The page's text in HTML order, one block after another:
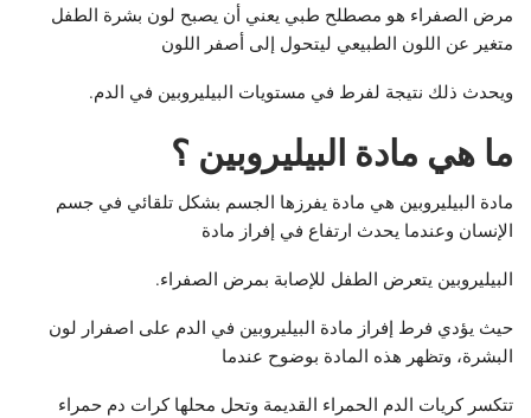
مرض الصفراء هو مصطلح طبي يعني أن يصبح لون بشرة الطفل
متغير عن اللون الطبيعي ليتحول إلى أصفر اللون
ويحدث ذلك نتيجة لفرط في مستويات البيليروبين في الدم.
ما هي مادة البيليروبين ؟
مادة البيليروبين هي مادة يفرزها الجسم بشكل تلقائي في جسم
الإنسان وعندما يحدث ارتفاع في إفراز مادة
البيليروبين يتعرض الطفل للإصابة بمرض الصفراء.
حيث يؤدي فرط إفراز مادة البيليروبين في الدم على اصفرار لون
البشرة، وتظهر هذه المادة بوضوح عندما
تتكسر كريات الدم الحمراء القديمة وتحل محلها كرات دم حمراء